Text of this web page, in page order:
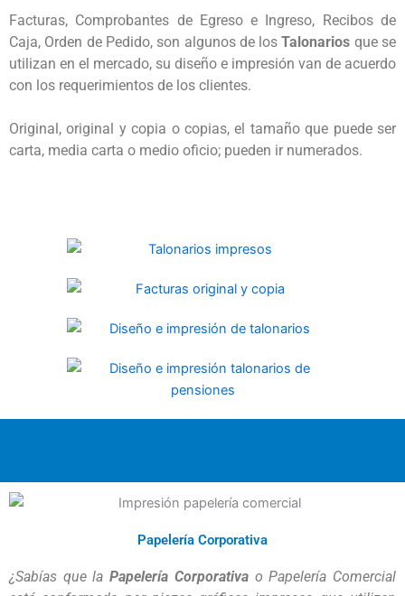
Facturas, Comprobantes de Egreso e Ingreso, Recibos de
Caja, Orden de Pedido, son algunos de los Talonarios que se
utilizan en el mercado, su diseño e impresión van de acuerdo
con los requerimientos de los clientes.
Original, original y copia o copias, el tamaño que puede ser
Papelería Corporativa
¿Sabías que la Papelería Corporativa o Papelería Comercial